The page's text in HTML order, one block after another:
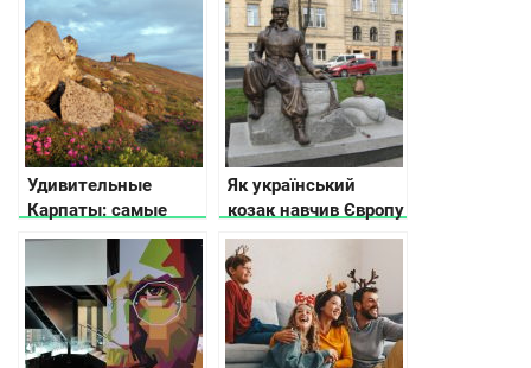
Удивительные
Карпаты: самые
интересные факты о
Западной Украине
Як український
козак навчив Європу
пити каву